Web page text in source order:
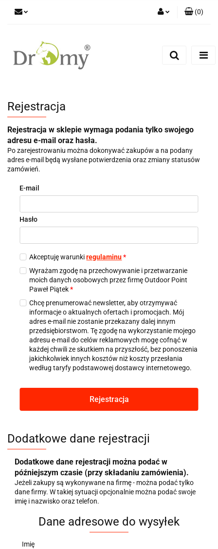
(0)
Rejestracja
Rejestracja w sklepie wymaga podania tylko swojego
adresu e-mail oraz hasła.
Po zarejestrowaniu można dokonywać zakupów a na podany
adres e-mail będą wysłane potwierdzenia oraz zmiany statusów
zamówień.
E-mail
Hasło
Akceptuję warunkiregulaminu *
Wyrażam zgodę na przechowywanie i przetwarzanie
moich danych osobowych przez firmę Outdoor Point
Paweł Piątek*
Chcę prenumerować newsletter, aby otrzymywać
informacje o aktualnych ofertach i promocjach. Mój
adres e-mail nie zostanie przekazany dalej innym
przedsiębiorstwom. Tę zgodę na wykorzystanie mojego
adresu e-mail do celów reklamowych mogę cofnąć w
każdej chwili ze skutkiem na przyszłość, bez ponoszenia
jakichkolwiek innych kosztów niż koszty przesłania
według taryfy podstawowej dostawcy internetowego.
Rejestracja
Dodatkowe dane rejestracji
Dodatkowe dane rejestracji można podać w
późniejszym czasie (przy składaniu zamówienia).
Jeżeli zakupy są wykonywane na firmę - można podać tylko
dane firmy. W takiej sytuacji opcjonalnie można podać swoje
imię i nazwisko oraz telefon.
Dane adresowe do wysyłek
Imię